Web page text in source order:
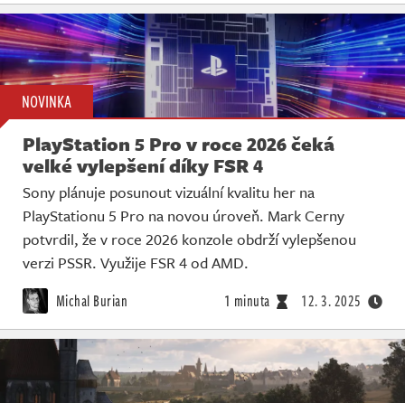
NOVINKA
PlayStation 5 Pro v roce 2026 čeká
velké vylepšení díky FSR 4
Sony plánuje posunout vizuální kvalitu her na
PlayStationu 5 Pro na novou úroveň. Mark Cerny
potvrdil, že v roce 2026 konzole obdrží vylepšenou
verzi PSSR. Využije FSR 4 od AMD.
Michal Burian 1 minuta 12. 3. 2025